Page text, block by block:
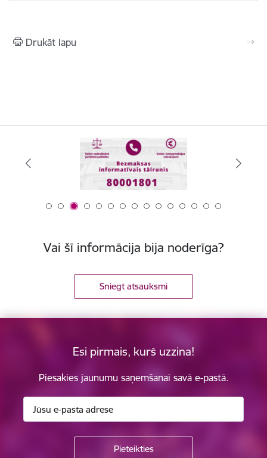
Drukāt lapu
Vai šī informācija bija noderīga?
Sniegt atsauksmi
Esi pirmais, kurš uzzina!
Piesakies jaunumu saņemšanai savā e-pastā.